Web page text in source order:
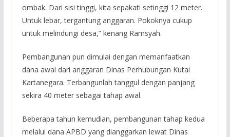
ombak. Dari sisi tinggi, kita sepakati setinggi 12 meter.
Untuk lebar, tergantung anggaran. Pokoknya cukup
untuk melindungi desa,” kenang Ramsyah.
Pembangunan pun dimulai dengan memanfaatkan
dana awal dari anggaran Dinas Perhubungan Kutai
Kartanegara. Terbangunlah tanggul dengan panjang
sekira 40 meter sebagai tahap awal.
Beberapa tahun kemudian, pembangunan tahap kedua
melalui dana APBD yang dianggarkan lewat Dinas